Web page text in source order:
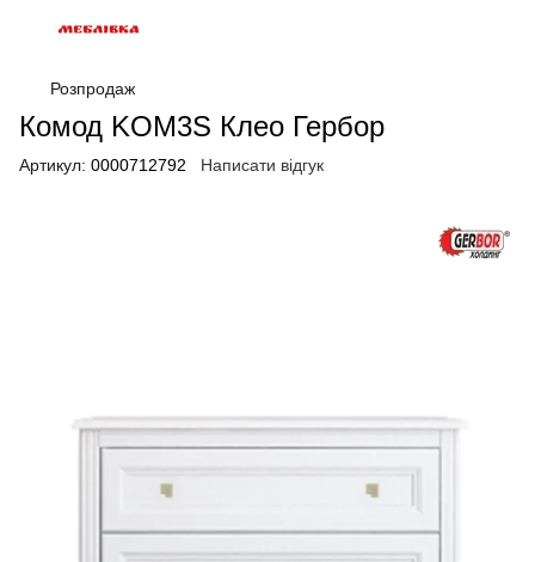
Розпродаж
Комод KOM3S Клео Гербор
Артикул: 0000712792 Написати відгук